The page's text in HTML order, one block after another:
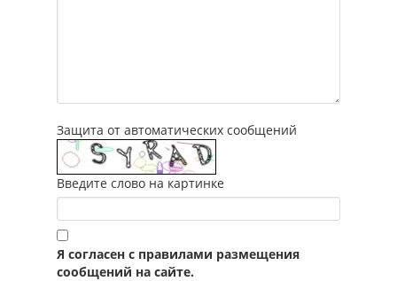
Защита от автоматических сообщений
Введите слово на картинке
Я согласен с правилами размещения
сообщений на сайте.